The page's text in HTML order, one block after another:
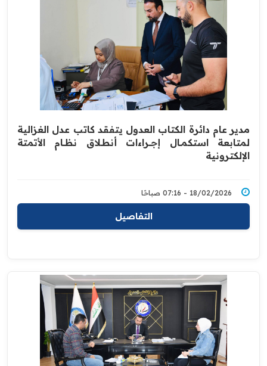
مدير عام دائرة الكتاب العدول يتفقد كاتب عدل الغزالية
لمتابعة استكمــال إجـــراءات أنطــلاق نظـــام الأتمتة
الإلكترونية
18/02/2026 - 07:16 صباحًا
التفاصيل